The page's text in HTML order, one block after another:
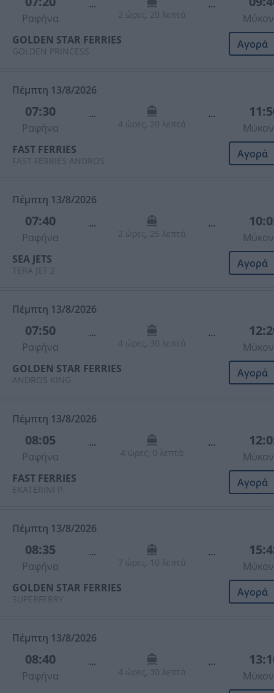
Ραφήνα
...
2 ώρες, 20 λεπτά
...
GOLDEN STAR FERRIES
GOLDEN PRINCESS
Αγορά
Πέμπτη 13/8/2026
07:30
Ραφήνα
...
4 ώρες, 20 λεπτά
...
FAST FERRIES
FAST FERRIES ANDROS
Αγορά
Πέμπτη 13/8/2026
07:40
Ραφήνα
...
2 ώρες, 25 λεπτά
...
SEA JETS
TERA JET 2
Αγορά
Πέμπτη 13/8/2026
07:50
Ραφήνα
...
4 ώρες, 30 λεπτά
...
GOLDEN STAR FERRIES
ANDROS KING
Αγορά
Πέμπτη 13/8/2026
08:05
Ραφήνα
...
4 ώρες, 0 λεπτά
...
FAST FERRIES
EKATERINI P.
Αγορά
Πέμπτη 13/8/2026
08:35
Ραφήνα
...
7 ώρες, 10 λεπτά
...
GOLDEN STAR FERRIES
SUPERFERRY
Αγορά
Πέμπτη 13/8/2026
08:40
Ραφήνα
...
4 ώρες, 30 λεπτά
...